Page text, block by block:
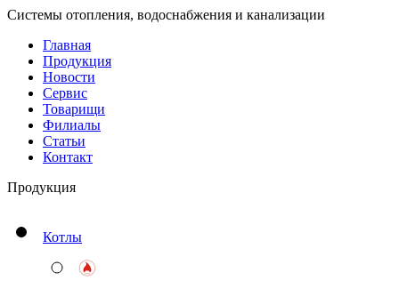
Системы отопления, водоснабжения и канализации
Главная
Продукция
Новости
Сервис
Товарищи
Филиалы
Статьи
Контакт
Продукция
Котлы